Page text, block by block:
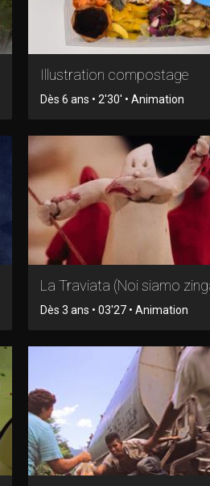
Illustration compostage
Dès 6 ans • 2'30' • Animation
La Traviata (Noi siamo
Dès 3 ans • 03'27 • Animation